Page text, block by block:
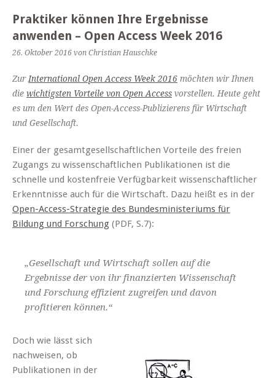
Praktiker können Ihre Ergebnisse
anwenden – Open Access Week 2016
26. Oktober 2016 von Christian Hauschke
Zur International Open Access Week 2016 möchten wir Ihnen
die wichtigsten Vorteile von Open Access vorstellen. Heute geht
es um den Wert des Open-Access-Publizierens für Wirtschaft
und Gesellschaft.
Einer der gesamtgesellschaftlichen Vorteile des freien
Zugangs zu wissenschaftlichen Publikationen ist die
schnelle und kostenfreie Verfügbarkeit wissenschaftlicher
Erkenntnisse auch für die Wirtschaft. Dazu heißt es in der
Open-Access-Strategie des Bundesministeriums für
Bildung und Forschung (PDF, S.7):
„Gesellschaft und Wirtschaft sollen auf die
Ergebnisse der von ihr finanzierten Wissenschaft
und Forschung effizient zugreifen und davon
profitieren können.“
Doch wie lässt sich
nachweisen, ob
Publikationen in der